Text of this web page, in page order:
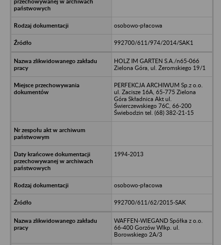
osobowo-płacowa
992700/611/974/2014/SAK1
HOLZ IM GARTEN S.A./n65-066
Zielona Góra, ul. Żeromskiego 19/1
PERFEKCJA ARCHIWUM Sp.z o.o.
ul. Zacisze 16A, 65-775 Zielona
Góra Składnica Akt ul.
Świerczewskiego 76C, 66-200
Świebodzin tel. (68) 382-21-15
1994-2013
osobowo-płacowa
992700/611/62/2015-SAK
WAFFEN-WIEGAND Spółka z o.o.
66-400 Gorzów Wlkp. ul.
Borowskiego 2A/3